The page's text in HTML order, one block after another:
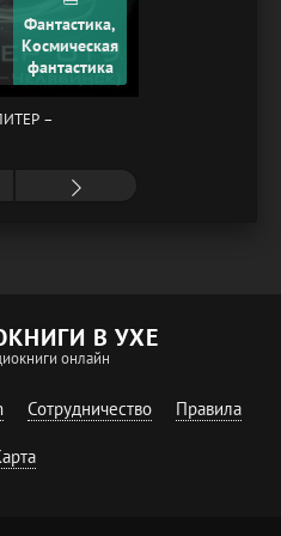
Фантастика,
Космическая
фантастика
–
В УХЕ
онлайн
Сотрудничество Правила